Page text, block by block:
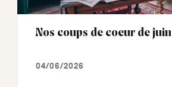
Nos coups de coeur de juin
04/06/2026